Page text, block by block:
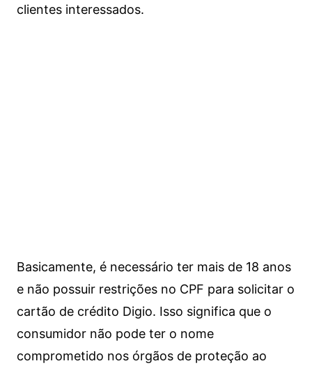
clientes interessados.
Basicamente, é necessário ter mais de 18 anos
e não possuir restrições no CPF para solicitar o
cartão de crédito Digio. Isso significa que o
consumidor não pode ter o nome
comprometido nos órgãos de proteção ao